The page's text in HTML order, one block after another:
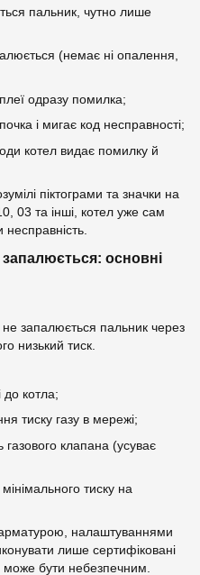
пальник, чутно лише
(немає ні опалення,
одразу помилка;
і мигає код несправності;
котел видає помилку й
піктограми та значки на
03 та інші, котел уже сам
несправність.
основні
не запалюється пальник через
низький тиск.
до котла;
тиску газу в мережі;
газового клапана (усуває
тиску на
арматурою, налаштуваннями
лише сертифіковані
може бути небезпечним.